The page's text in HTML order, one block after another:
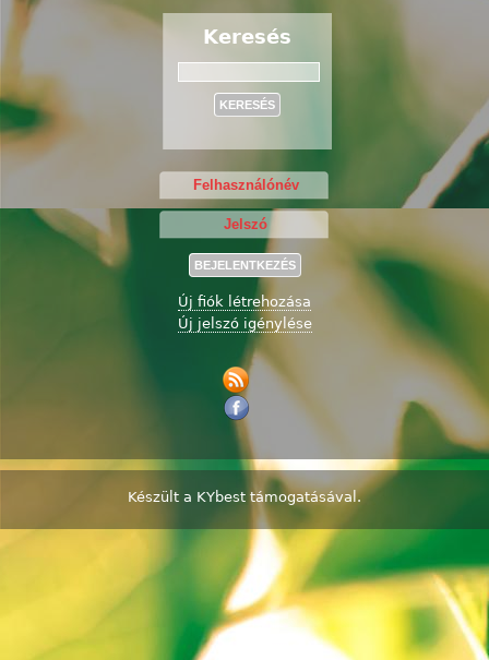
Keresés
Új fiók létrehozása
Új jelszó igénylése
Készült a KYbest támogatásával.